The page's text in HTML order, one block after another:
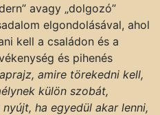
avagy „dolgozó”
elgondolásával, ahol
kell a családon és a
és pihenés
amire törekedni kell,
külön szobát,
ha egyedül akar lenni,